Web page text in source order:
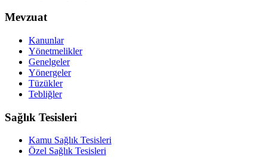
Mevzuat
Kanunlar
Yönetmelikler
Genelgeler
Yönergeler
Tüzükler
Tebliğler
Sağlık Tesisleri
Kamu Sağlık Tesisleri
Özel Sağlık Tesisleri